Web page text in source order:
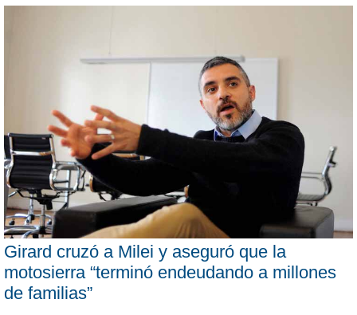
Girard cruzó a Milei y aseguró que la
motosierra “terminó endeudando a millones
de familias”